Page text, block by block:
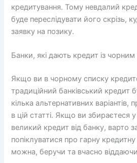
кредитування. Тому невдалий
буде переслідувати його скрізь,
заявку на позику.
Банки, які дають кредит із
Якщо ви в чорному списку
традиційний банківський кредит
кілька альтернативних варіантів,
в цій статті. Якщо ви збираєтеся
великий кредит від банку, варто
попіклуватися про гарну кредитну
можна, беручи та вчасно